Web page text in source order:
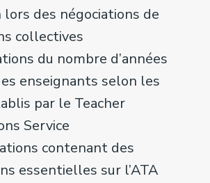
lors des négociations de
collectives
du nombre d’années
enseignants selon les
par le Teacher
Service
contenant des
essentielles sur l’ATA